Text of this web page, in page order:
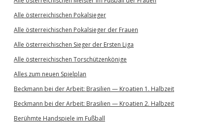
Alle österreichischen Pokalsieger
Alle österreichischen Pokalsieger der Frauen
Alle österreichischen Sieger der Ersten Liga
Alle österreichischen Torschützenkönige
Alles zum neuen Spielplan
Beckmann bei der Arbeit: Brasilien — Kroatien 1. Halbzeit
Beckmann bei der Arbeit: Brasilien — Kroatien 2. Halbzeit
Berühmte Handspiele im Fußball